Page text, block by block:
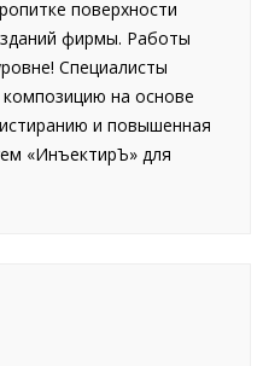
поверхности
фирмы. Работы
Специалисты
на основе
и повышенная
«ИнъектирЪ» для